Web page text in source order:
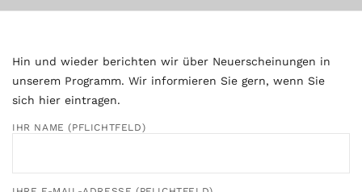
Hin und wieder berichten wir über Neuerscheinungen in
unserem Programm. Wir informieren Sie gern, wenn Sie
sich hier eintragen.
IHR NAME (PFLICHTFELD)